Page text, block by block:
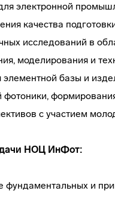
электронной
качества
исследований в
моделирования и
элементной базы и
фотоники,
с участием
НОЦ ИнФот:
фундаментальных и